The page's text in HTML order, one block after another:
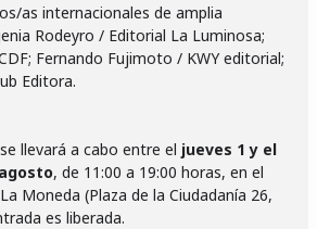
as internacionales de amplia
Rodeyro / Editorial La Luminosa;
Fernando Fujimoto / KWY editorial;
Editora.
llevará a cabo entre el jueves 1 y el
, de 11:00 a 19:00 horas, en el
Moneda (Plaza de la Ciudadanía 26,
es liberada.